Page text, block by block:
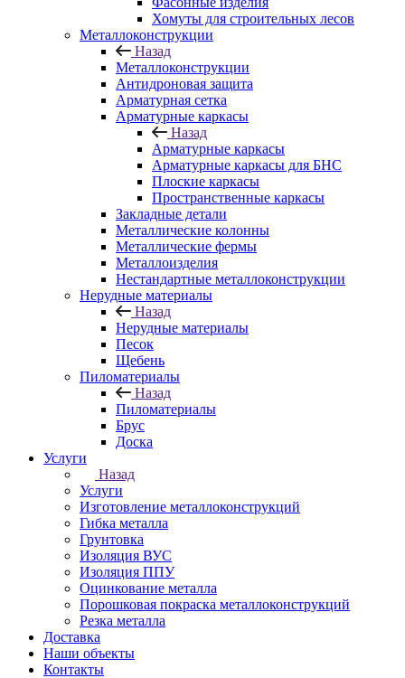
Хомуты для строительных лесов
Металлоконструкции
Назад
Металлоконструкции
Антидроновая защита
Арматурная сетка
Арматурные каркасы
Назад
Арматурные каркасы
Арматурные каркасы для БНС
Плоские каркасы
Пространственные каркасы
Закладные детали
Металлические колонны
Металлические фермы
Металлоизделия
Нестандартные металлоконструкции
Нерудные материалы
Назад
Нерудные материалы
Песок
Щебень
Пиломатериалы
Назад
Пиломатериалы
Брус
Доска
Услуги
Назад
Услуги
Изготовление металлоконструкций
Гибка металла
Грунтовка
Изоляция ВУС
Изоляция ППУ
Оцинкование металла
Порошковая покраска металлоконструкций
Резка металла
Доставка
Наши объекты
Контакты